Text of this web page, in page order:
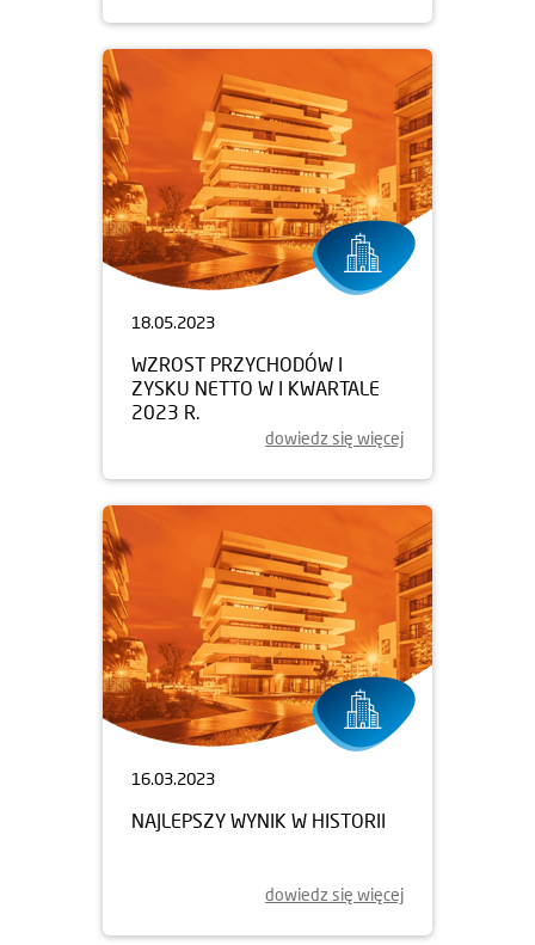
18.05.2023
WZROST PRZYCHODÓW I
ZYSKU NETTO W I KWARTALE
2023 R.
dowiedz się więcej
16.03.2023
NAJLEPSZY WYNIK W HISTORII
dowiedz się więcej